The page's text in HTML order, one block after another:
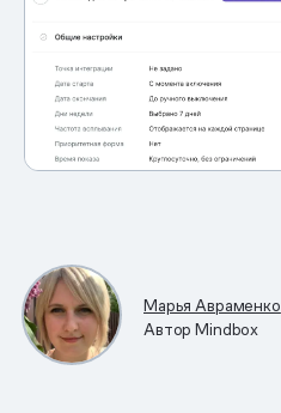
Марья Авраменко
Автор Mindbox